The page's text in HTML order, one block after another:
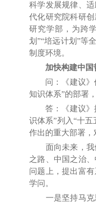
科学发展规律、
代化研究院科研
研究学部，为跨
划”“培远计划”等
制度环境。
加快构建中
问：《建议》作
知识体系”的部署
答：《建议》把
识体系”列入“十
作出的重大部署，
面向未来，我们
之路、中国之治
问题上，提出富
学问。
一是坚持马克思